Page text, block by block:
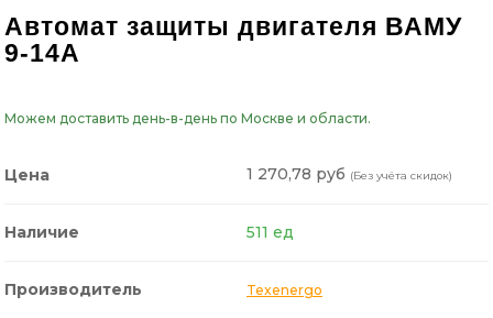
Автомат защиты двигателя ВАМУ
9-14А
Можем доставить день-в-день по Москве и области.
Цена 1 270,78 руб (Без учёта скидок)
Наличие 511 ед
Производитель Texenergo